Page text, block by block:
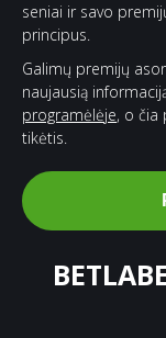
seniai ir savo
principus.
Galimų premijų
naujausią
programėlėje, o čia
tikėtis.